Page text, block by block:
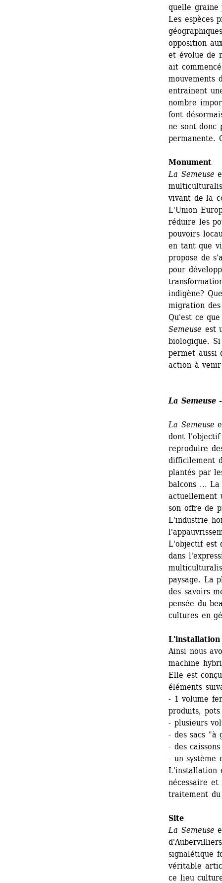
quelle graine
Les espèces
opposition
et évolue de
ait
mouvements
entrainent
nombre
font
ne sont donc
permanente.
Monument
La Semeuse
vivant de la
L'Union
réduire les
pouvoirs
en tant que
propose de
pour
indigène?
migration
Qu'est ce
Semeuse est
biologique.
permet aussi
action à
La Semeuse-
La Semeuse
dont l'objectif
reproduire
difficilement
plantés par
balcons ...
actuellement
son offre de
L'industrie
L'objectif est
dans
paysage. La
des savoirs
pensée du
cultures en
L'installation
Ainsi nous
machine
Elle est
éléments
- 1 volume
produits,
- plusieurs
- des sacs "à
- des
- un système
L'installation
nécessaire et
traitement
Site
La Semeuse
signalétique
véritable
ce lieu